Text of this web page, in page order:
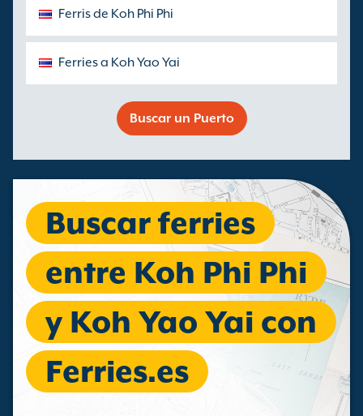
Ferris de Koh Phi Phi
Ferries a Koh Yao Yai
Buscar un Puerto
Buscar ferries
entre Koh Phi Phi
y Koh Yao Yai con
Ferries.es